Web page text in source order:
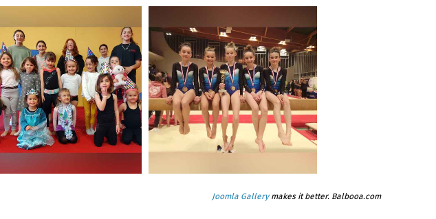
Joomla Gallerymakes it better. Balbooa.com